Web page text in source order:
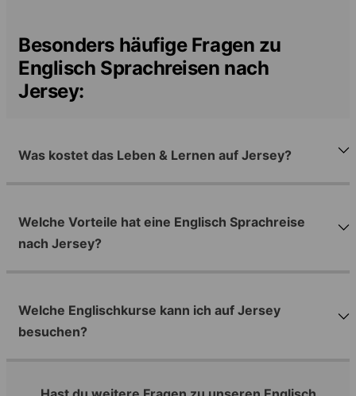
Besonders häufige Fragen zu
Englisch Sprachreisen nach
Jersey:
Was kostet das Leben & Lernen auf Jersey?
Welche Vorteile hat eine Englisch Sprachreise
nach Jersey?
Welche Englischkurse kann ich auf Jersey
besuchen?